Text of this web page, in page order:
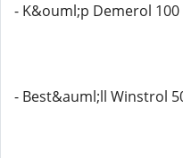
- K&ouml;p Demerol 100
- Best&auml;ll Winstrol